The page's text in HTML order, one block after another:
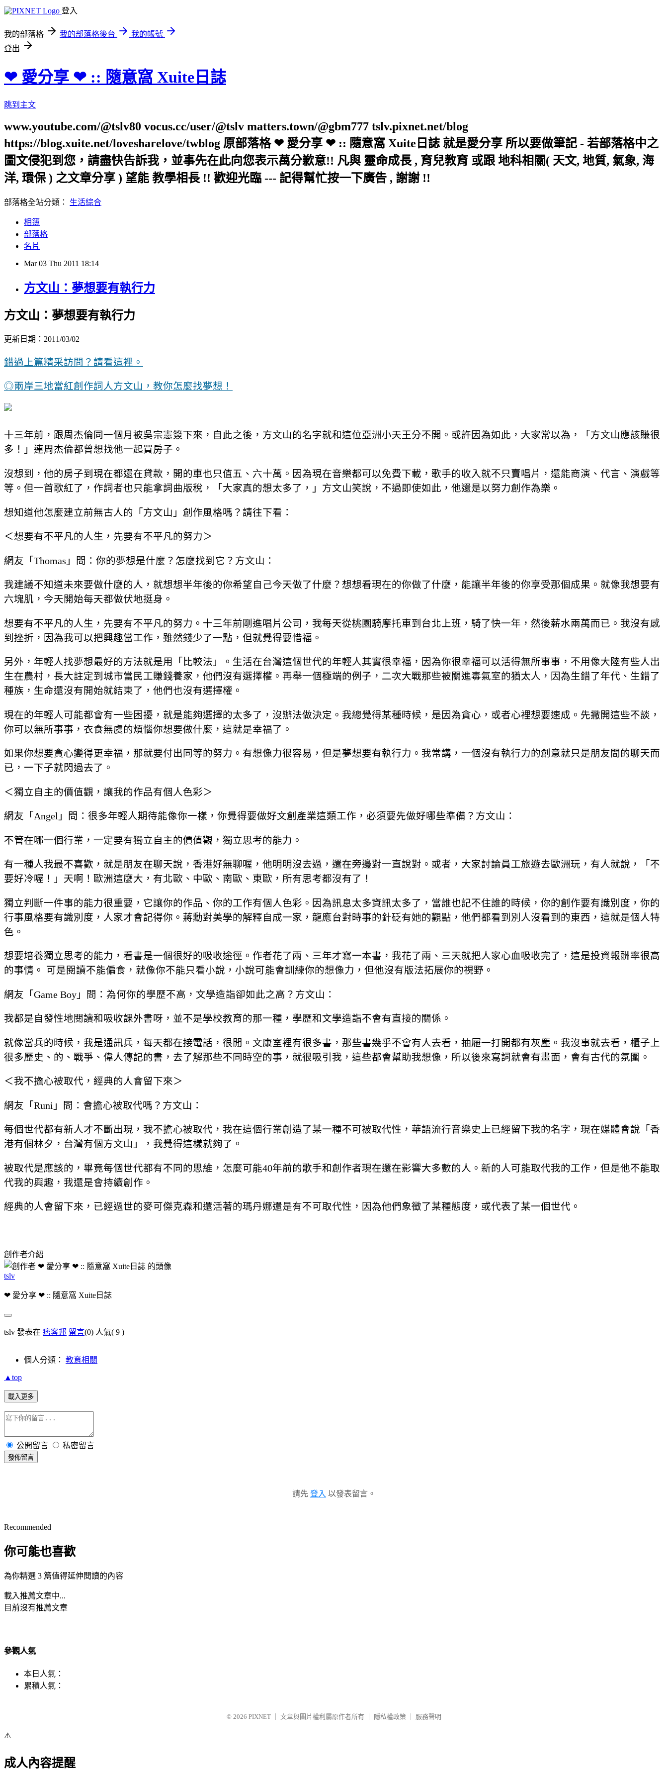
登入
我的部落格 我的部落格後台
我的帳號
登出
❤ 愛分享 ❤ :: 隨意窩 Xuite日誌
跳到主文
www.youtube.com/@tslv80 vocus.cc/user/@tslv matters.town/@gbm777 tslv.pixnet.net/blog
https://blog.xuite.net/lovesharelove/twblog 原部落格 ❤ 愛分享 ❤ :: 隨意窩 Xuite日誌 就是愛分享 所以要做筆記 - 若部落格中之
圖文侵犯到您，請盡快告訴我，並事先在此向您表示萬分歉意!! 凡與 靈命成長 , 育兒教育 或跟 地科相關( 天文, 地質, 氣象, 海
洋, 環保 ) 之文章分享 ) 望能 教學相長 !! 歡迎光臨 --- 記得幫忙按一下廣告 , 謝謝 !!
部落格全站分類： 生活綜合
相簿
部落格
名片
Mar 03 Thu 2011 18:14
方文山：夢想要有執行力
方文山：夢想要有執行力
更新日期：2011/03/02
錯過上篇精采訪問？請看這裡。
◎兩岸三地當紅創作詞人方文山，教你怎麼找夢想！
十三年前，跟周杰倫同一個月被吳宗憲簽下來，自此之後，方文山的名字就和這位亞洲小天王分不開。或許因為如此，大家常以為，「方文山應該賺很
多！」連周杰倫都曾想找他一起買房子。
沒想到，他的房子到現在都還在貸款，開的車也只值五、六十萬。因為現在音樂都可以免費下載，歌手的收入就不只賣唱片，還能商演、代言、演戲等
等。但一首歌紅了，作詞者也只能拿詞曲版稅，「大家真的想太多了，」方文山笑說，不過即使如此，他還是以努力創作為樂。
想知道他怎麼建立前無古人的「方文山」創作風格嗎？請往下看：
＜想要有不平凡的人生，先要有不平凡的努力＞
網友「Thomas」問：你的夢想是什麼？怎麼找到它？方文山：
我建議不知道未來要做什麼的人，就想想半年後的你希望自己今天做了什麼？想想看現在的你做了什麼，能讓半年後的你享受那個成果。就像我想要有
六塊肌，今天開始每天都做伏地挺身。
想要有不平凡的人生，先要有不平凡的努力。十三年前剛進唱片公司，我每天從桃園騎摩托車到台北上班，騎了快一年，然後薪水兩萬而已。我沒有感
到挫折，因為我可以把興趣當工作，雖然錢少了一點，但就覺得要惜福。
另外，年輕人找夢想最好的方法就是用「比較法」。生活在台灣這個世代的年輕人其實很幸福，因為你很幸福可以活得無所事事，不用像大陸有些人出
生在農村，長大註定到城市當民工賺錢養家，他們沒有選擇權。再舉一個極端的例子，二次大戰那些被關進毒氣室的猶太人，因為生錯了年代、生錯了
種族，生命還沒有開始就結束了，他們也沒有選擇權。
現在的年輕人可能都會有一些困擾，就是能夠選擇的太多了，沒辦法做決定。我總覺得某種時候，是因為貪心，或者心裡想要速成。先撇開這些不談，
你可以無所事事，衣食無虞的煩惱你想要做什麼，這就是幸福了。
如果你想要貪心變得更幸福，那就要付出同等的努力。有想像力很容易，但是夢想要有執行力。我常講，一個沒有執行力的創意就只是朋友間的聊天而
已，一下子就閃過去了。
＜獨立自主的價值觀，讓我的作品有個人色彩＞
網友「Angel」問：很多年輕人期待能像你一樣，你覺得要做好文創產業這類工作，必須要先做好哪些準備？方文山：
不管在哪一個行業，一定要有獨立自主的價值觀，獨立思考的能力。
有一種人我最不喜歡，就是朋友在聊天說，香港好無聊喔，他明明沒去過，還在旁邊對一直說對。或者，大家討論員工旅遊去歐洲玩，有人就說，「不
要好冷喔！」天啊！歐洲這麼大，有北歐、中歐、南歐、東歐，所有思考都沒有了！
獨立判斷一件事的能力很重要，它讓你的作品、你的工作有個人色彩。因為訊息太多資訊太多了，當誰也記不住誰的時候，你的創作要有識別度，你的
行事風格要有識別度，人家才會記得你。蔣勳對美學的解釋自成一家，龍應台對時事的針砭有她的觀點，他們都看到別人沒看到的東西，這就是個人特
色。
想要培養獨立思考的能力，看書是一個很好的吸收途徑。作者花了兩、三年才寫一本書，我花了兩、三天就把人家心血吸收完了，這是投資報酬率很高
的事情。 可是閱讀不能偏食，就像你不能只看小說，小說可能會訓練你的想像力，但他沒有版法拓展你的視野。
網友「Game Boy」問：為何你的學歷不高，文學造詣卻如此之高？方文山：
我都是自發性地閱讀和吸收課外書呀，並不是學校教育的那一種，學歷和文學造詣不會有直接的關係。
就像當兵的時候，我是通訊兵，每天都在接電話，很閒。文康室裡有很多書，那些書幾乎不會有人去看，抽屜一打開都有灰塵。我沒事就去看，櫃子上
很多歷史、的、戰爭、偉人傳記的書，去了解那些不同時空的事，就很吸引我，這些都會幫助我想像，所以後來寫詞就會有畫面，會有古代的氛圍。
＜我不擔心被取代，經典的人會留下來＞
網友「Runi」問：會擔心被取代嗎？方文山：
每個世代都有新人才不斷出現，我不擔心被取代，我在這個行業創造了某一種不可被取代性，華語流行音樂史上已經留下我的名字，現在媒體會說「香
港有個林夕，台灣有個方文山」，我覺得這樣就夠了。
被取代是應該的，畢竟每個世代都有不同的思維，怎麼可能40年前的歌手和創作者現在還在影響大多數的人。新的人可能取代我的工作，但是他不能取
代我的興趣，我還是會持續創作。
經典的人會留下來，已經過世的麥可傑克森和還活著的瑪丹娜還是有不可取代性，因為他們象徵了某種態度，或代表了某一個世代。
創作者介紹
tslv
❤ 愛分享 ❤ :: 隨意窩 Xuite日誌
tslv 發表在 痞客邦 留言(0) 人氣( 9 )
個人分類： 教育相關
▲top
載入更多
公開留言 私密留言
發佈留言
請先 登入 以發表留言。
Recommended
你可能也喜歡
為你精選 3 篇值得延伸閱讀的內容
載入推薦文章中...
目前沒有推薦文章
參觀人氣
本日人氣：
累積人氣：
© 2026 PIXNET 文章與圖片權利屬原作者所有 隱私權政策 服務聲明
⚠️
成人內容提醒